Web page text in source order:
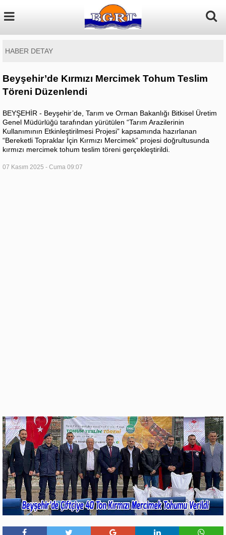
HABER DETAY
Beyşehir’de Kırmızı Mercimek Tohum Teslim
Töreni Düzenlendi
BEYŞEHİR - Beyşehir’de, Tarım ve Orman Bakanlığı Bitkisel Üretim
Genel Müdürlüğü tarafından yürütülen “Tarım Arazilerinin
Kullanımının Etkinleştirilmesi Projesi” kapsamında hazırlanan
“Bereketli Topraklar İçin Kırmızı Mercimek” projesi doğrultusunda
kırmızı mercimek tohum teslim töreni gerçekleştirildi.
07 Kasım 2025 - Cuma 09:07